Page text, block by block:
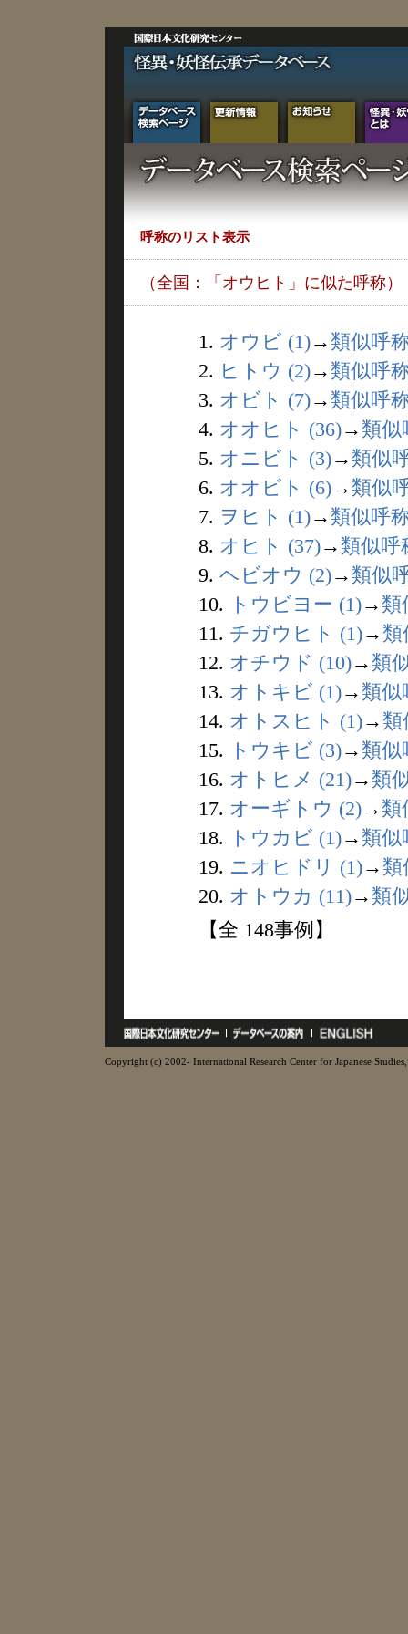
呼称のリスト表示
（全国：「オウヒト」に似た呼称）
1. オウビ (1)→ 類似呼
2. ヒトウ (2)→ 類似呼
3. オビト (7)→ 類似呼
4. オオヒト (36)→ 類似
5. オニビト (3)→ 類似
6. オオビト (6)→ 類似
7. ヲヒト (1)→ 類似呼
8. オヒト (37)→ 類似呼
9. ヘビオウ (2)→ 類似
10.
トウビヨー (1)→ 類
11. チガウヒト (1)→ 類
12. オチウド (10)→ 類
13. オトキビ (1)→ 類似
14. オトスヒト (1)→ 類
15.
トウキビ (3)→ 類似
16. オトヒメ (21)→ 類
17. オーギトウ (2)→ 類
18.
トウカビ (1)→ 類似
19. ニオヒドリ (1)→ 類
20. オトウカ (11)→ 類
【全 148事例】
Copyright (c) 2002- International Research Center for Japanese